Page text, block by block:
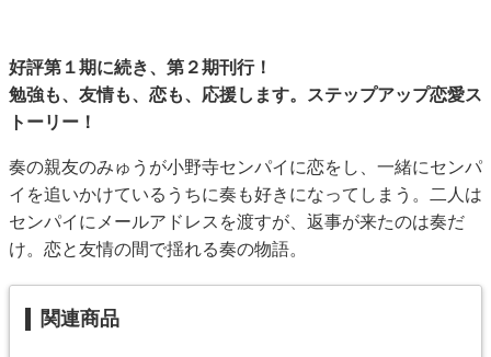
好評第１期に続き、第２期刊行！
勉強も、友情も、恋も、応援します。ステップアップ恋愛ス
トーリー！
奏の親友のみゅうが小野寺センパイに恋をし、一緒にセンパ
イを追いかけているうちに奏も好きになってしまう。二人は
センパイにメールアドレスを渡すが、返事が来たのは奏だ
け。恋と友情の間で揺れる奏の物語。
関連商品